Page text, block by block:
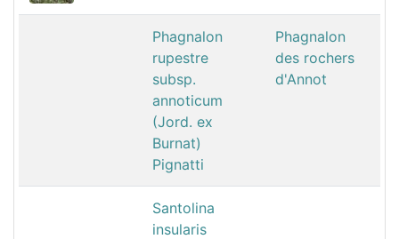
Phagnalon
rupestre
subsp.
annoticum
(Jord. ex
Burnat)
Pignatti
Phagnalon
des rochers
d'Annot
Santolina
insularis